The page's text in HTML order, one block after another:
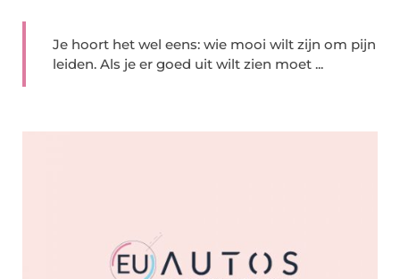
Je hoort het wel eens: wie mooi wilt zijn om pijn
leiden. Als je er goed uit wilt zien moet ...